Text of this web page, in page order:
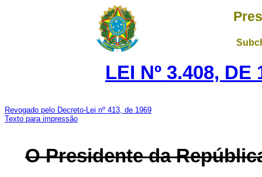
LEI Nº 3.408, DE
Revogado pelo Decreto-Lei nº 413, de 1969
Texto para impressão
O Presidente da